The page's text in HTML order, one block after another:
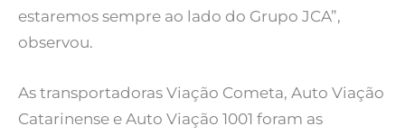
estaremos sempre ao lado do Grupo JCA”,
observou.
As transportadoras Viação Cometa, Auto Viação
Catarinense e Auto Viação 1001 foram as